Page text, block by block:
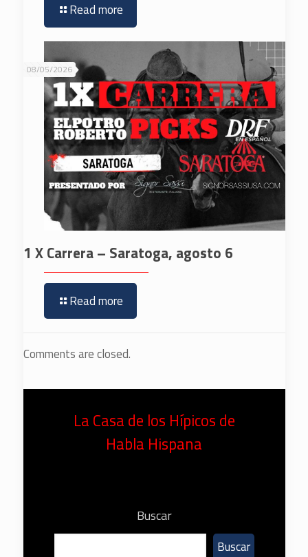
Read more
08/05/2026
1 X Carrera – Saratoga, agosto 6
Read more
Comments are closed.
La Casa de los Hípicos de
Habla Hispana
Buscar
Buscar